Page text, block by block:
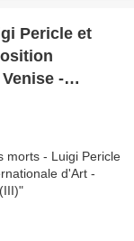
Pericle et
-